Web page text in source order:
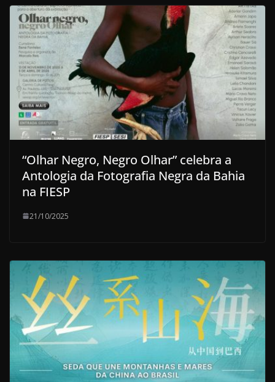
“Olhar Negro, Negro Olhar” celebra a
Antologia da Fotografia Negra da Bahia
na FIESP
21/10/2025